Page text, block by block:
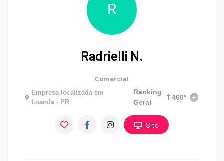
R
Radrielli N.
Comercial
Empresa localizada em
Loanda - PR
Ranking
Geral
460º
Site